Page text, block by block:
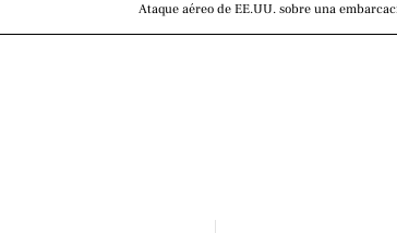
Ataque aéreo de EE.UU. sobre una